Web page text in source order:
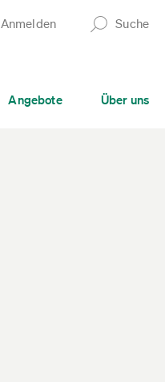
Anmelden Suche
Angebote Über uns